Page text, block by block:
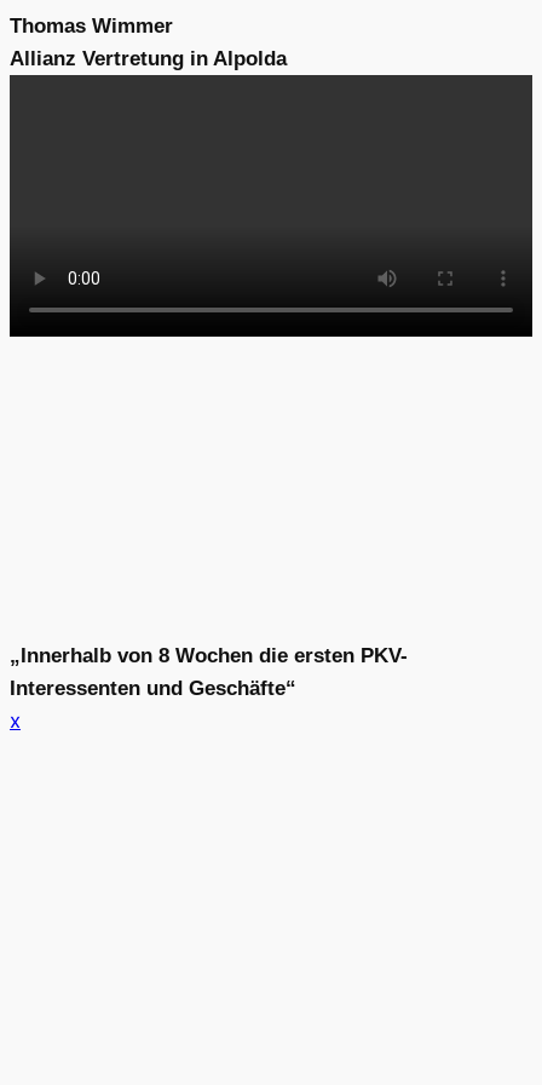
Thomas Wimmer
Allianz Vertretung in Alpolda
„Innerhalb von 8 Wochen die ersten PKV-
Interessenten und Geschäfte“
x